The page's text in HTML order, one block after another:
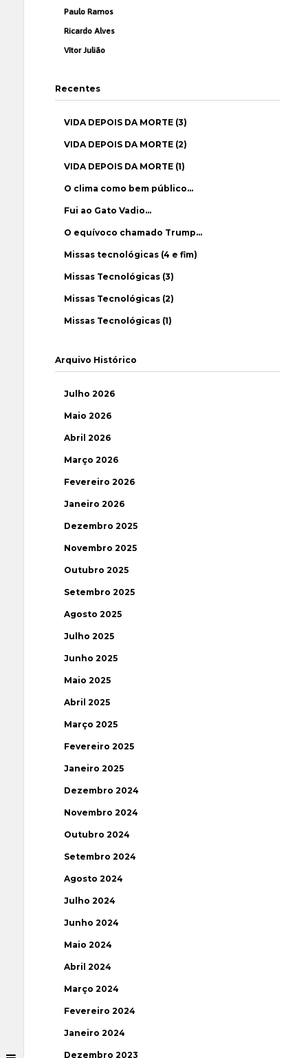
Paulo Ramos
Ricardo Alves
Vítor Julião
Recentes
VIDA DEPOIS DA MORTE (3)
VIDA DEPOIS DA MORTE (2)
VIDA DEPOIS DA MORTE (1)
O clima como bem público…
Fui ao Gato Vadio…
O equívoco chamado Trump…
Missas tecnológicas (4 e fim)
Missas Tecnológicas (3)
Missas Tecnológicas (2)
Missas Tecnológicas (1)
Arquivo Histórico
Julho 2026
Maio 2026
Abril 2026
Março 2026
Fevereiro 2026
Janeiro 2026
Dezembro 2025
Novembro 2025
Outubro 2025
Setembro 2025
Agosto 2025
Julho 2025
Junho 2025
Maio 2025
Abril 2025
Março 2025
Fevereiro 2025
Janeiro 2025
Dezembro 2024
Novembro 2024
Outubro 2024
Setembro 2024
Agosto 2024
Julho 2024
Junho 2024
Maio 2024
Abril 2024
Março 2024
Fevereiro 2024
Janeiro 2024
Dezembro 2023